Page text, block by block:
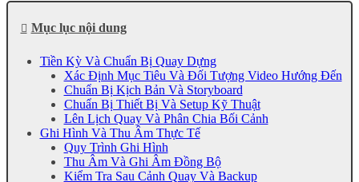
Mục lục nội dung
Tiền Kỳ Và Chuẩn Bị Quay Dựng
Xác Định Mục Tiêu Và Đối Tượng Video Hướng Đến
Chuẩn Bị Kịch Bản Và Storyboard
Chuẩn Bị Thiết Bị Và Setup Kỹ Thuật
Lên Lịch Quay Và Phân Chia Bối Cảnh
Ghi Hình Và Thu Âm Thực Tế
Quy Trình Ghi Hình
Thu Âm Và Ghi Âm Đồng Bộ
Kiểm Tra Sau Cảnh Quay Và Backup